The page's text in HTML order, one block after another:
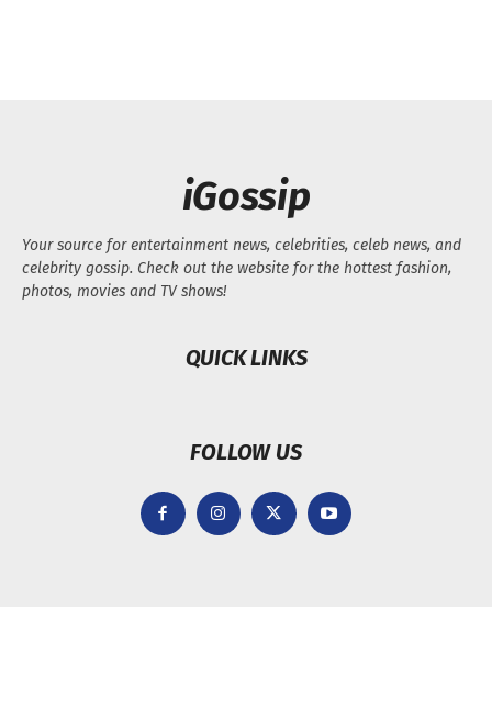
iGossip
Your source for entertainment news, celebrities, celeb news, and
celebrity gossip. Check out the website for the hottest fashion,
photos, movies and TV shows!
QUICK LINKS
FOLLOW US